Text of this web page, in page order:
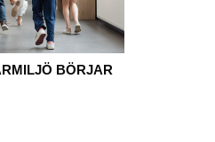
BÖRJAR